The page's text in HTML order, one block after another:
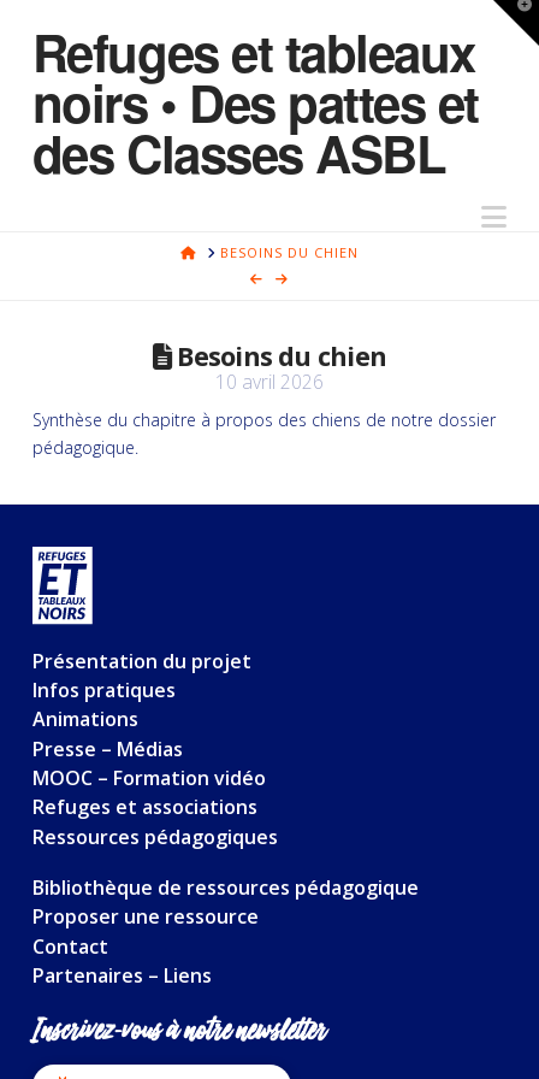
Refuges et tableaux
noirs • Des pattes et
des Classes ASBL
HOMEBESOINS DU CHIEN
Besoins du chien
10 avril 2026
Synthèse du chapitre à propos des chiens de notre dossier
pédagogique.
Présentation du projet
Infos pratiques
Animations
Presse – Médias
MOOC – Formation vidéo
Refuges et associations
Ressources pédagogiques
Bibliothèque de ressources pédagogique
Proposer une ressource
Contact
Partenaires – Liens
Inscrivez-vous à notre newsletter